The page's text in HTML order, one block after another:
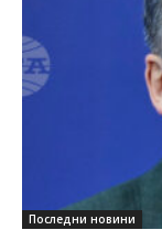
Последни новини